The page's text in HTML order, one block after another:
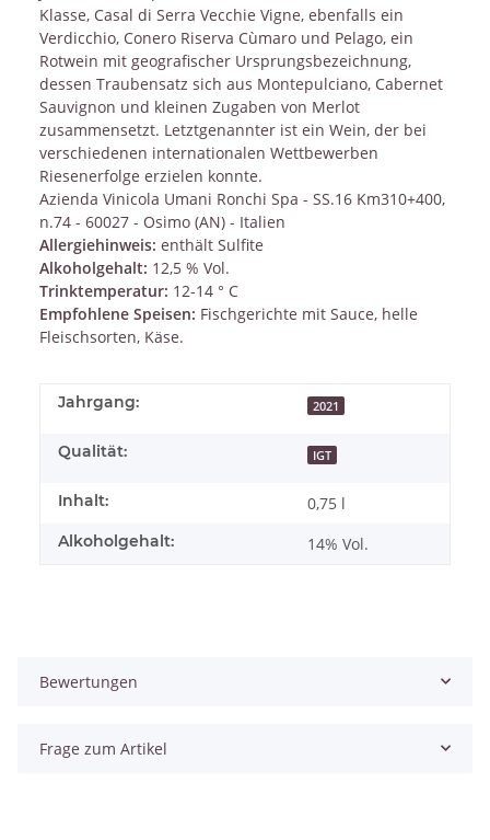
Klasse, Casal di Serra Vecchie Vigne, ebenfalls ein
Verdicchio, Conero Riserva Cùmaro und Pelago, ein
Rotwein mit geografischer Ursprungsbezeichnung,
dessen Traubensatz sich aus Montepulciano, Cabernet
Sauvignon und kleinen Zugaben von Merlot
zusammensetzt. Letztgenannter ist ein Wein, der bei
verschiedenen internationalen Wettbewerben
Riesenerfolge erzielen konnte.
Azienda Vinicola Umani Ronchi Spa - SS.16 Km310+400,
n.74 - 60027 - Osimo (AN) - Italien
Allergiehinweis: enthält Sulfite
Alkoholgehalt: 12,5 % Vol.
Trinktemperatur: 12-14 ° C
Empfohlene Speisen: Fischgerichte mit Sauce, helle
Fleischsorten, Käse.
Jahrgang: 2021
Qualität: IGT
Inhalt: 0,75 l
Alkoholgehalt: 14% Vol.
Bewertungen
Frage zum Artikel